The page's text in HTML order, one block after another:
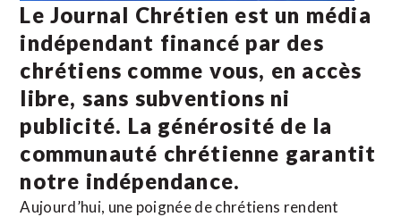
Le Journal Chrétien est un média
indépendant financé par des
chrétiens comme vous, en accès
libre, sans subventions ni
publicité. La générosité de la
communauté chrétienne garantit
notre indépendance.
Aujourd’hui, une poignée de chrétiens rendent